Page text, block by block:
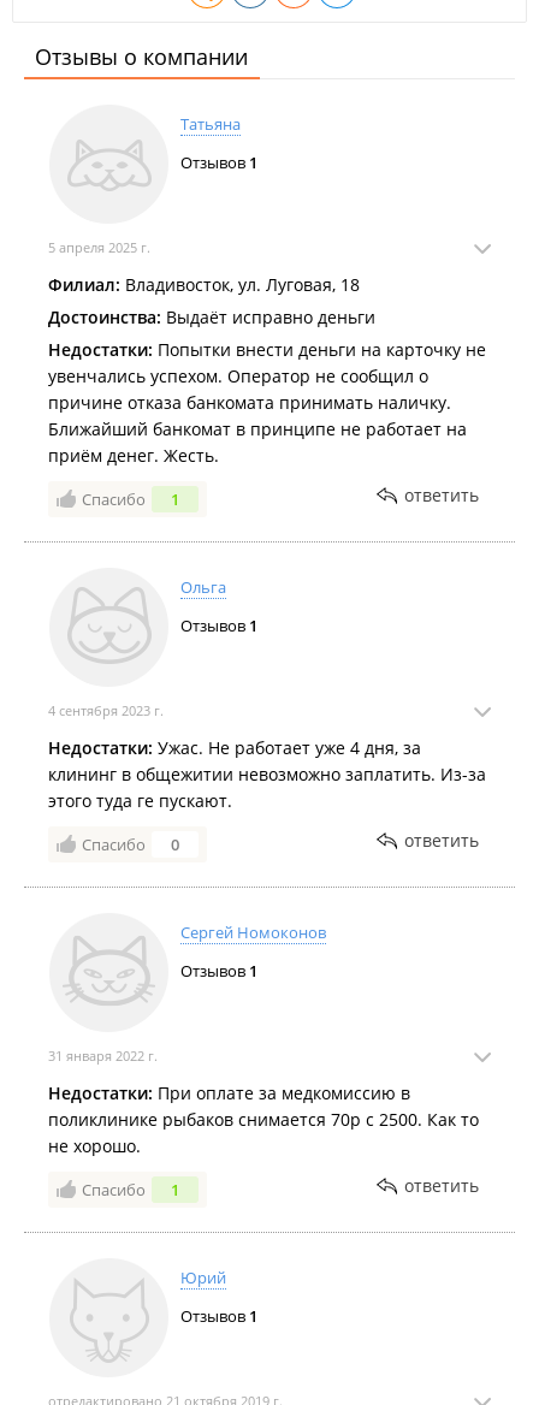
Отзывы о компании
Татьяна
Отзывов 1
5 апреля 2025 г.
Филиал: Владивосток, ул. Луговая, 18
Достоинства: Выдаёт исправно деньги
Недостатки: Попытки внести деньги на карточку не
увенчались успехом. Оператор не сообщил о
причине отказа банкомата принимать наличку.
Ближайший банкомат в принципе не работает на
приём денег. Жесть.
Спасибо 1 ответить
Ольга
Отзывов 1
4 сентября 2023 г.
Недостатки: Ужас. Не работает уже 4 дня, за
клининг в общежитии невозможно заплатить. Из-за
этого туда ге пускают.
Спасибо 0 ответить
Сергей Номоконов
Отзывов 1
31 января 2022 г.
Недостатки: При оплате за медкомиссию в
поликлинике рыбаков снимается 70р с 2500. Как то
не хорошо.
Спасибо 1 ответить
Юрий
Отзывов 1
отредактировано 21 октября 2019 г.